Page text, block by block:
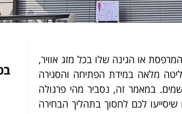
או הגינה שלו בכל מזג אוויר,
מלאה במידת הפתיחה והסגירה
במאמר זה, נסביר מהי פרגולה
לכם לחסוך בתהליך הבחירה